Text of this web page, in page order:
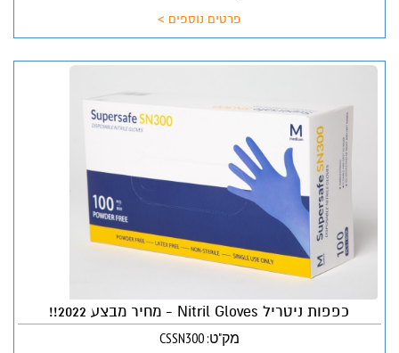
פרטים נוספים >
כפפות ניטריל Nitril Gloves - מחיר מבצע 2022!!
מק"ט: CSSN300